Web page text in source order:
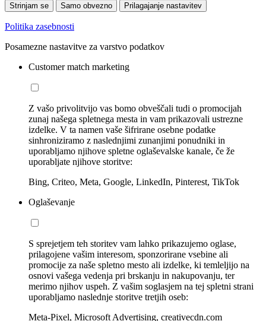
Strinjam se Samo obvezno Prilagajanje nastavitev
Politika zasebnosti
Posamezne nastavitve za varstvo podatkov
Customer match marketing
Z vašo privolitvijo vas bomo obveščali tudi o promocijah
zunaj našega spletnega mesta in vam prikazovali ustrezne
izdelke. V ta namen vaše šifrirane osebne podatke
sinhroniziramo z naslednjimi zunanjimi ponudniki in
uporabljamo njihove spletne oglaševalske kanale, če že
uporabljate njihove storitve:
Bing, Criteo, Meta, Google, LinkedIn, Pinterest, TikTok
Oglaševanje
S sprejetjem teh storitev vam lahko prikazujemo oglase,
prilagojene vašim interesom, sponzorirane vsebine ali
promocije za naše spletno mesto ali izdelke, ki temleljijo na
osnovi vašega vedenja pri brskanju in nakupovanju, ter
merimo njihov uspeh. Z vašim soglasjem na tej spletni strani
uporabljamo naslednje storitve tretjih oseb:
Meta-Pixel, Microsoft Advertising, creativecdn.com